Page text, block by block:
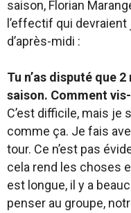
saison, Florian
l’effectif qui
d’après-midi :
Tu n’as disputé que
saison. Comment
C’est difficile, mais je
comme ça. Je fais
tour. Ce n’est pas
cela rend les choses
est longue, il y a
penser au groupe,